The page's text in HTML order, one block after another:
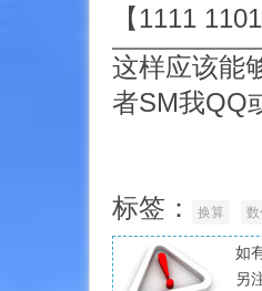
【1111 1101
这样应该能
者SM我QQ
标签： 换算 数
如
另